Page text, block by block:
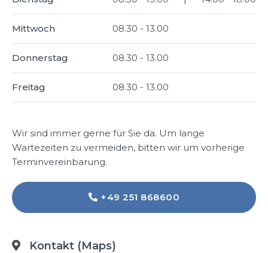
Wir sind immer gerne für Sie da. Um lange
Wartezeiten zu vermeiden, bitten wir um vorherige
Terminvereinbarung.
 +49 251 868600
Mittwoch 08.30 - 13.00
Donnerstag 08.30 - 13.00
Freitag 08.30 - 13.00
 Kontakt (Maps)